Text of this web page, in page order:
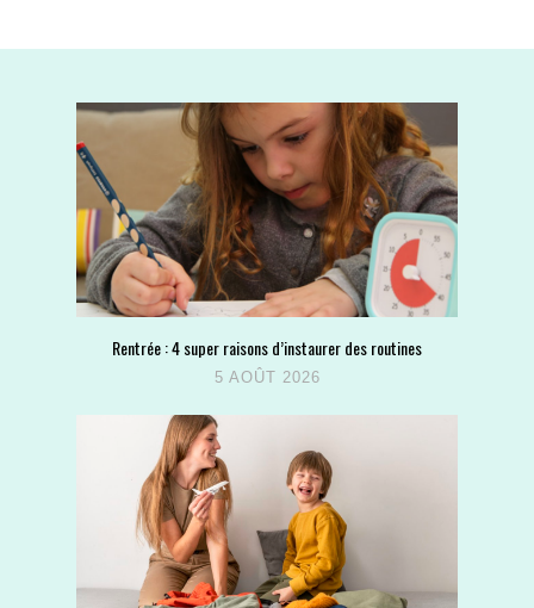
Rentrée : 4 super raisons d’instaurer des routines
5 AOÛT 2026